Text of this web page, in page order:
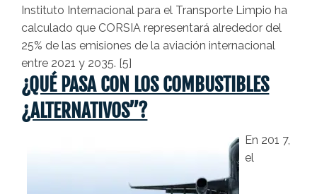
Instituto Internacional para el Transporte Limpio ha
calculado que CORSIA representará alrededor del
25% de las emisiones de la aviación internacional
entre 2021 y 2035. [5]
¿QUÉ PASA CON LOS COMBUSTIBLES
¿ALTERNATIVOS”?
En 201 7,
el